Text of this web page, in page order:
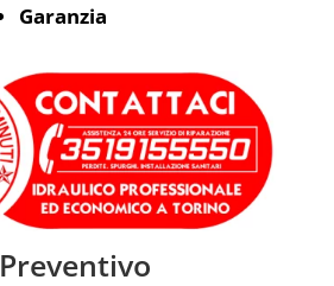
Garanzia
Preventivo